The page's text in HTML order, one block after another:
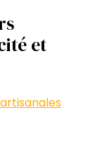
et